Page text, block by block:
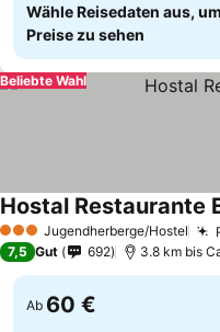
Wähle Reisedaten aus,
Preise zu sehen
Beliebte Wahl
3 SterneJugendherberge/Hostel
Hostal Restaurante
7,5 Gut 692 3.8 km bis
Ab 60 €